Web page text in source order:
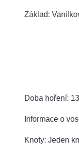
Základ:
Doba hoření:
Informace o
Knoty: Jeden